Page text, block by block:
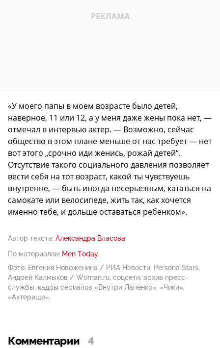
«У моего папы в моем возрасте было детей,
наверное, 11 или 12, а у меня даже жены пока нет, —
отмечал в интервью актер. — Возможно, сейчас
общество в этом плане меньше от нас требует — нет
вот этого „срочно иди женись, рожай детей“.
Отсутствие такого социального давления позволяет
вести себя на тот возраст, какой ты чувствуешь
внутренне, — быть иногда несерьезным, кататься на
самокате или велосипеде, жить так, как хочется
именно тебе, и дольше оставаться ребенком».
Автор текста: Александра Власова
По материалам Men Today.
Фото: Евгения Новоженина / РИА Новости, Persona Stars,
Андрей Калмыков / Woman.ru, соцсети, архив пресс-
службы, кадры сериалов «Внутри Лапенко», «Чики»,
«Актерище»,
Комментарии 4